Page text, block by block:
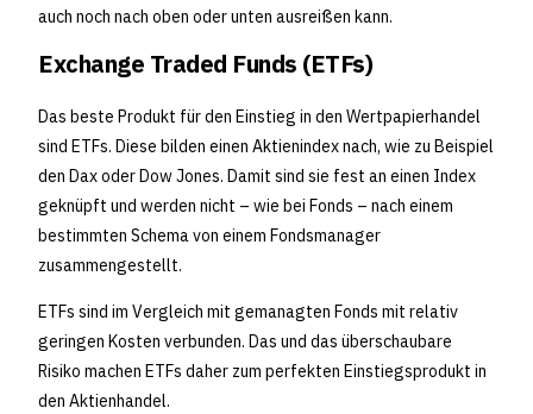
auch noch nach oben oder unten ausreißen kann.
Exchange Traded Funds (ETFs)
Das beste Produkt für den Einstieg in den Wertpapierhandel
sind ETFs. Diese bilden einen Aktienindex nach, wie zu Beispiel
den Dax oder Dow Jones. Damit sind sie fest an einen Index
geknüpft und werden nicht – wie bei Fonds – nach einem
bestimmten Schema von einem Fondsmanager
zusammengestellt.
ETFs sind im Vergleich mit gemanagten Fonds mit relativ
geringen Kosten verbunden. Das und das überschaubare
Risiko machen ETFs daher zum perfekten Einstiegsprodukt in
den Aktienhandel.